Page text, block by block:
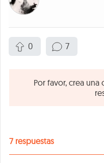
0 7
Por favor, crea una
7 respuestas